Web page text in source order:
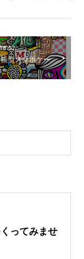
型スマホケー
〉
ってみませ